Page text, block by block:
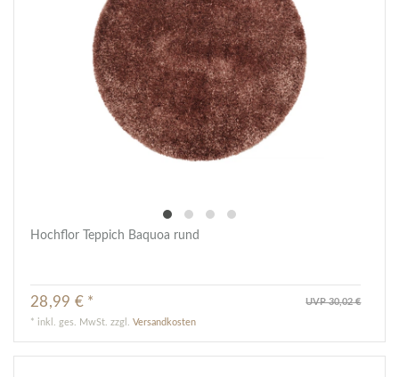
Hochflor Teppich Baquoa rund
UVP 30,02 €
28,99 € *
* inkl. ges. MwSt. zzgl.Versandkosten